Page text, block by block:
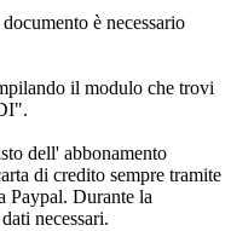
è necessario
il modulo che trovi
dell' abbonamento
di credito sempre tramite
Paypal. Durante la
necessari.